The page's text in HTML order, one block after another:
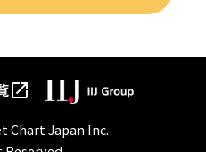
open_in_new
Chart Japan Inc.